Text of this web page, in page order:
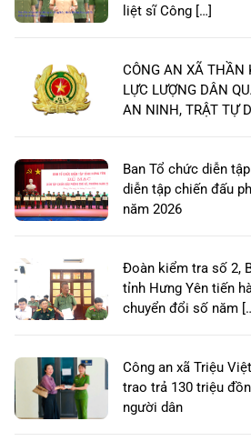
liệt sĩ Công […]
CÔNG AN XÃ THẦN
LỰC LƯỢNG DÂN
AN NINH, TRẬT TỰ
Ban Tổ chức diễn
diễn tập chiến đấu
năm 2026
Đoàn kiểm tra số 2,
tỉnh Hưng Yên tiến
chuyển đổi số năm
Công an xã Triệu
trao trả 130 triệu
người dân